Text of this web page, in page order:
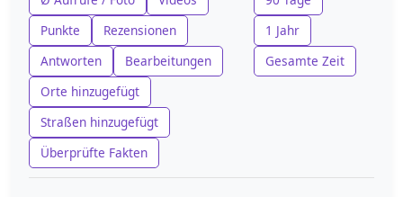
Punkte
Rezensionen
Antworten
Bearbeitungen
Orte hinzugefügt
Straßen hinzugefügt
Überprüfte Fakten
1 Jahr
Gesamte Zeit